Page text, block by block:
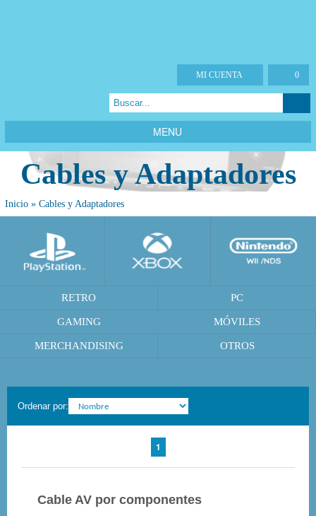
0
MI CUENTA
MENU
Cables y Adaptadores
Inicio » Cables y Adaptadores
RETRO PC
GAMING MÓVILES
MERCHANDISING OTROS
Ordenar por:
1
Cable AV por componentes